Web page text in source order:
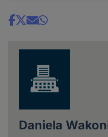
Share
Daniela